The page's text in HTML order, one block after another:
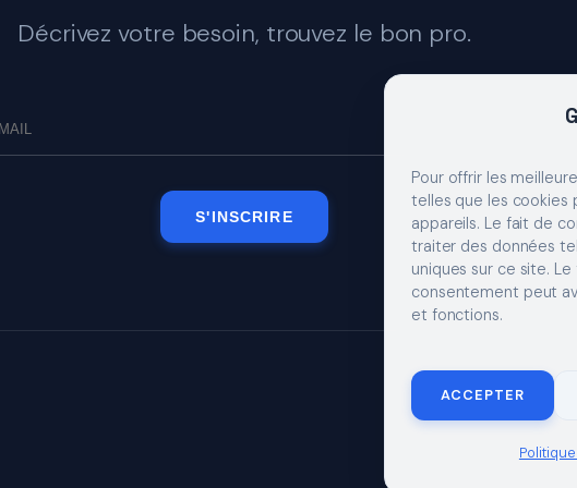
Pour offrir les
telles que les cookies
appareils. Le fait de
traiter des données
uniques sur ce site.
consentement peut
et fonctions.
ACCEPTER
Décrivez votre besoin, trouvez le bon pro.
S'INSCRIRE
MENTIONS LÉGALES